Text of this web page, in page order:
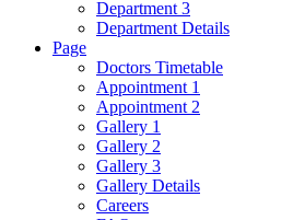
Department 3
Department Details
Page
Doctors Timetable
Appointment 1
Appointment 2
Gallery 1
Gallery 2
Gallery 3
Gallery Details
Careers